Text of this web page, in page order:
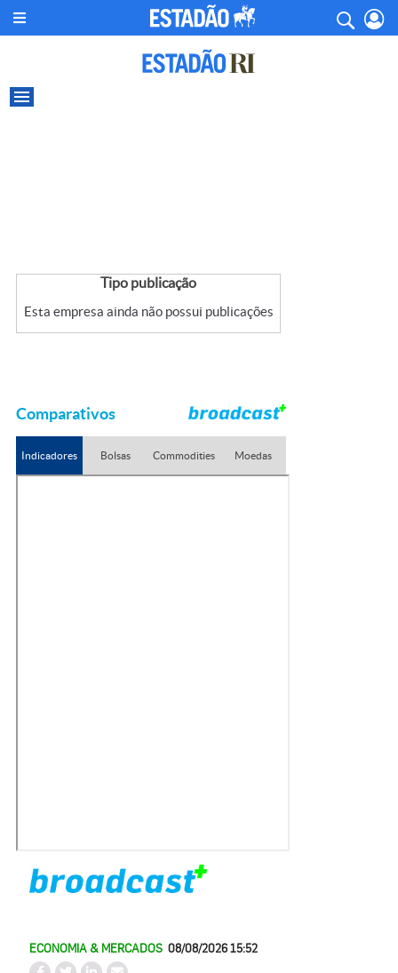
Tipo publicação
Esta empresa ainda não possui publicações
Comparativos
Indicadores Bolsas Commodities Moedas
ECONOMIA & MERCADOS 08/08/2026 15:52